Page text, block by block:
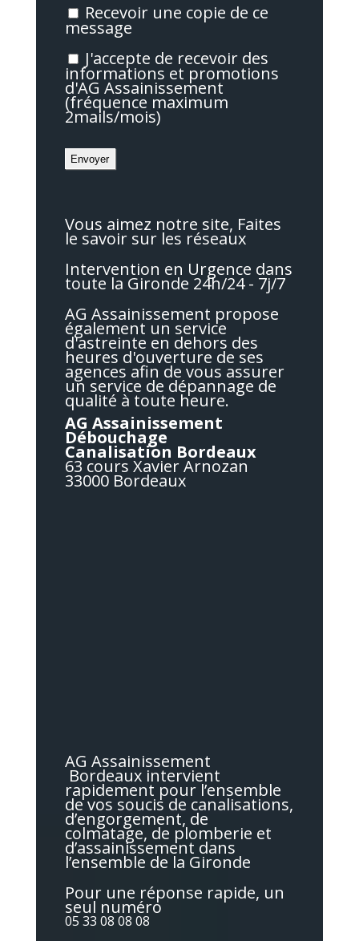
Recevoir une copie de ce
message
J'accepte de recevoir des
informations et promotions
d'AG Assainissement
(fréquence maximum
2mails/mois)
Vous aimez notre site, Faites
le savoir sur les réseaux
Intervention en Urgence dans
toute la Gironde 24h/24 - 7j/7
AG Assainissement propose
également un service
d'astreinte en dehors des
heures d'ouverture de ses
agences afin de vous assurer
un service de dépannage de
qualité à toute heure.
AG Assainissement
Débouchage
Canalisation Bordeaux
63 cours Xavier Arnozan
33000 Bordeaux
AG Assainissement
Bordeaux intervient
rapidement pour l’ensemble
de vos soucis de canalisations,
d’engorgement, de
colmatage, de plomberie et
d’assainissement dans
l’ensemble de la Gironde
Pour une réponse rapide, un
seul numéro
05 33 08 08 08